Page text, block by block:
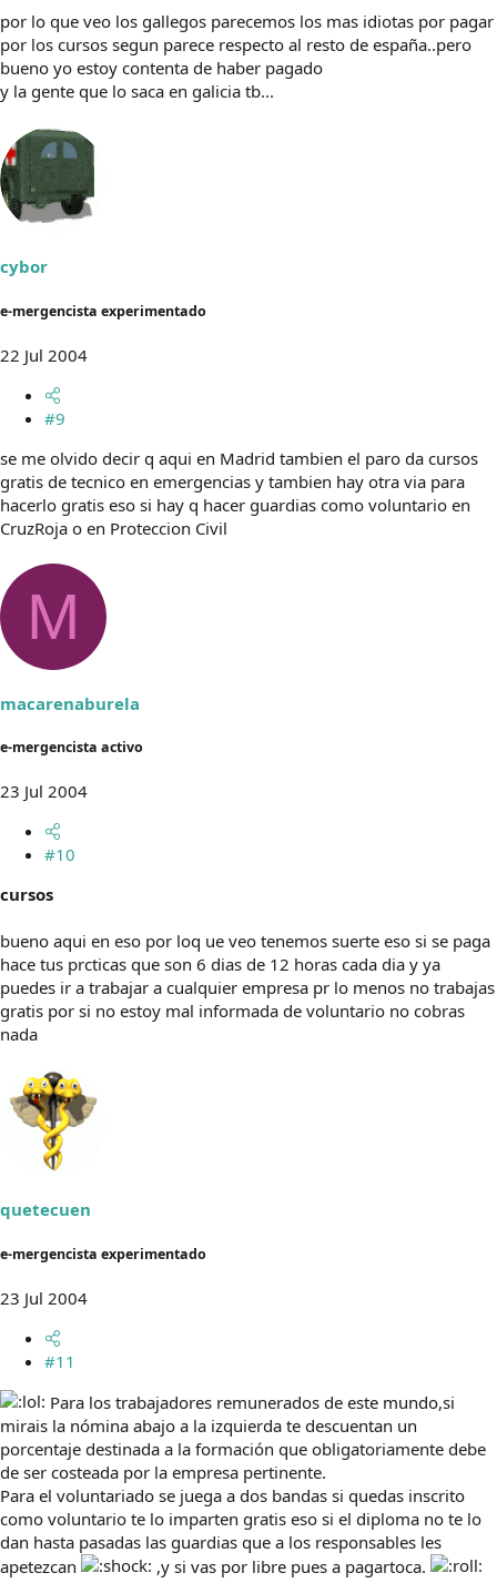
por lo que veo los gallegos parecemos los mas idiotas por pagar
por los cursos segun parece respecto al resto de españa..pero
bueno yo estoy contenta de haber pagado
y la gente que lo saca en galicia tb...
cybor
e-mergencista experimentado
22 Jul 2004
#9
se me olvido decir q aqui en Madrid tambien el paro da cursos
gratis de tecnico en emergencias y tambien hay otra via para
hacerlo gratis eso si hay q hacer guardias como voluntario en
CruzRoja o en Proteccion Civil
M
macarenaburela
e-mergencista activo
23 Jul 2004
#10
cursos
bueno aqui en eso por loq ue veo tenemos suerte eso si se paga
hace tus prcticas que son 6 dias de 12 horas cada dia y ya
puedes ir a trabajar a cualquier empresa pr lo menos no trabajas
gratis por si no estoy mal informada de voluntario no cobras
nada
quetecuen
e-mergencista experimentado
23 Jul 2004
#11
Para los trabajadores remunerados de este mundo,si
mirais la nómina abajo a la izquierda te descuentan un
porcentaje destinada a la formación que obligatoriamente debe
de ser costeada por la empresa pertinente.
Para el voluntariado se juega a dos bandas si quedas inscrito
como voluntario te lo imparten gratis eso si el diploma no te lo
dan hasta pasadas las guardias que a los responsables les
apetezcan
,y si vas por libre pues a pagartoca.